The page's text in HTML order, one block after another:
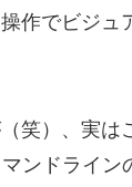
作でビジュ
笑）、実は
ンドライン